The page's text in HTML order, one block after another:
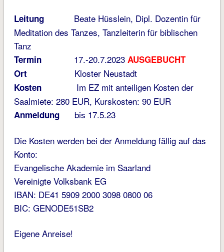
LeitungBeate Hüsslein, Dipl. Dozentin für
Meditation des Tanzes, Tanzleiterin für biblischen
Tanz
Termin17.-20.7.2023 AUSGEBUCHT
OrtKloster Neustadt
KostenIm EZ mit anteiligen Kosten der
Saalmiete: 280 EUR, Kurskosten: 90 EUR
Anmeldungbis 17.5.23
Die Kosten werden bei der Anmeldung fällig auf das
Konto:
Evangelische Akademie im Saarland
Vereinigte Volksbank EG
IBAN: DE41 5909 2000 3098 0800 06
BIC: GENODE51SB2
Eigene Anreise!